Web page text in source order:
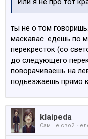
ты не о том
маскавас. едешь по
перекресток (со
до следующего
поворачиваешь на
подьезжаешь прямо
klaipeda
Сам не свой